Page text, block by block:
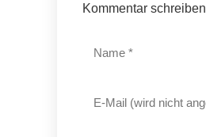
Kommentar schreiben